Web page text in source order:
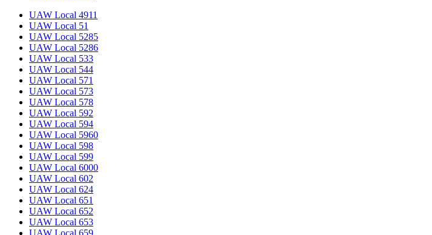
UAW Local 4911
UAW Local 51
UAW Local 5285
UAW Local 5286
UAW Local 533
UAW Local 544
UAW Local 571
UAW Local 573
UAW Local 578
UAW Local 592
UAW Local 594
UAW Local 5960
UAW Local 598
UAW Local 599
UAW Local 6000
UAW Local 602
UAW Local 624
UAW Local 651
UAW Local 652
UAW Local 653
UAW Local 659